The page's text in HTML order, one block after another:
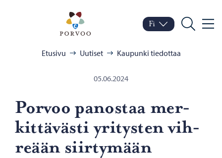
Porvoo – Siirry
Vaihda kieltä
Nykyinen kieli: Suomi
Fi
Hae
Etusivu Uutiset Kaupunki tiedottaa
05.06.2024
Por­voo pa­nos­taa mer­
kit­tä­väs­ti yri­tys­ten vih­
re­ään siir­ty­mään